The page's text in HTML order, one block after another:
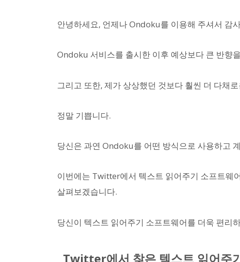
안녕하세요, 언제나 Ondoku를 이용해 주셔서 감
Ondoku 서비스를 출시한 이후 예상보다 큰 반향
그리고 또한, 제가 상상했던 것보다 훨씬 더 다채
정말 기쁩니다.
당신은 과연 Ondoku를 어떤 방식으로 사용하고
이번에는 Twitter에서 텍스트 읽어주기 소프트웨
살펴보겠습니다.
당신이 텍스트 읽어주기 소프트웨어를 더욱 편리
Twitter에서 찾은 텍스트 읽어주